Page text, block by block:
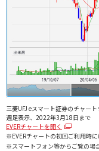
三菱UFJ eスマート証券のチャー
週足表示、2022年3月18日まで
EVERチャートを開く
※EVERチャートの初回ご利用時
※スマートフォン等からご覧の場